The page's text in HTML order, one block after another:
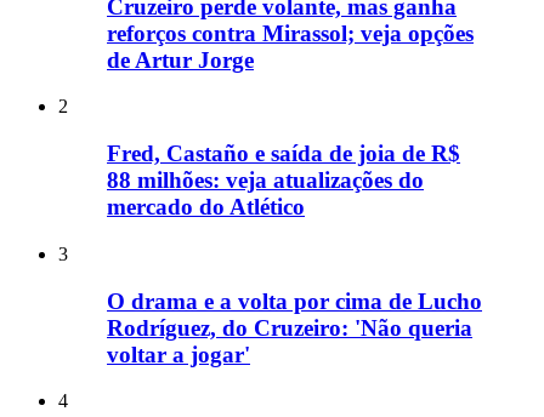
Cruzeiro perde volante, mas ganha
reforços contra Mirassol; veja opções
de Artur Jorge
2
Fred, Castaño e saída de joia de R$
88 milhões: veja atualizações do
mercado do Atlético
3
O drama e a volta por cima de Lucho
Rodríguez, do Cruzeiro: 'Não queria
voltar a jogar'
4